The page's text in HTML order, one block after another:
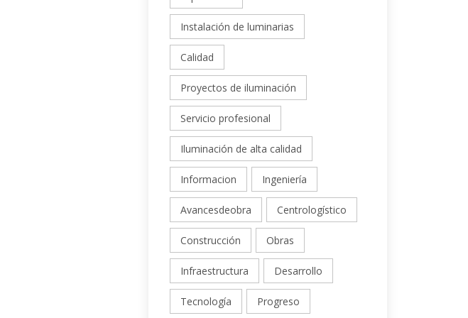
Instalación de luminarias
Calidad
Proyectos de iluminación
Servicio profesional
Iluminación de alta calidad
Informacion Ingeniería
Avancesdeobra Centrologístico
Construcción Obras
Infraestructura Desarrollo
Tecnología Progreso